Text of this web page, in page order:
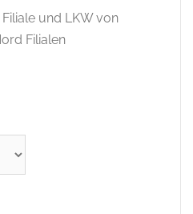
und LKW von
Filialen